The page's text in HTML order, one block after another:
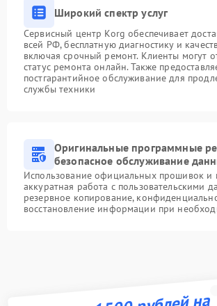
Широкий спектр услуг
Сервисный центр Korg обеспечивает
всей РФ, бесплатную диагностику и
включая срочный ремонт. Клиенты могут
статус ремонта онлайн. Также
постгарантийное обслуживание для
службы техники
Оригинальные программные
безопасное обслуживание
Использование официальных прошивок и
аккуратная работа с пользовательскими
резервное копирование,
восстановление информации при